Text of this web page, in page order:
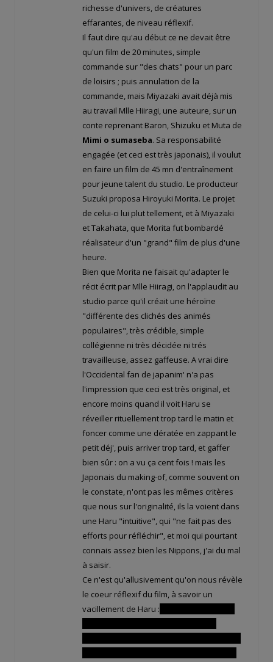
richesse d'univers, de créatures
effarantes, de niveau réflexif.
Il faut dire qu'au début ce ne devait être
qu'un film de 20 minutes, simple
commande sur "des chats" pour un parc
de loisirs ; puis annulation de la
commande, mais Miyazaki avait déjà mis
au travail Mlle Hiiragi, une auteure, sur un
conte reprenant Baron, Shizuku et Muta de
Mimi o sumaseba. Sa responsabilité
engagée (et ceci est très japonais), il voulut
en faire un film de 45 mn d'entraînement
pour jeune talent du studio. Le producteur
Suzuki proposa Hiroyuki Morita. Le projet
de celui-ci lui plut tellement, et à Miyazaki
et Takahata, que Morita fut bombardé
réalisateur d'un "grand" film de plus d'une
heure.
Bien que Morita ne faisait qu'adapter le
récit écrit par Mlle Hiiragi, on l'applaudit au
studio parce qu'il créait une héroïne
"différente des clichés des animés
populaires", très crédible, simple
collégienne ni très décidée ni trés
travailleuse, assez gaffeuse. A vrai dire
l'Occidental fan de japanim' n'a pas
l'impression que ceci est très original, et
encore moins quand il voit Haru se
réveiller rituellement trop tard le matin et
foncer comme une dératée en zappant le
petit déj', puis arriver trop tard, et gaffer
bien sûr : on a vu ça cent fois ! mais les
Japonais du making-of, comme souvent on
le constate, n'ont pas les mêmes critères
que nous sur l'originalité, ils la voient dans
une Haru "intuitive", qui "ne fait pas des
efforts pour réfléchir", et moi qui pourtant
connais assez bien les Nippons, j'ai du mal
à saisir.
Ce n'est qu'allusivement qu'on nous révèle
le coeur réflexif du film, à savoir un
vacillement de Haru :